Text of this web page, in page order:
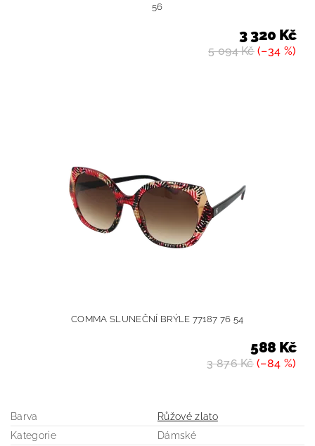
56
5 094 Kč(–34 %)
3 320 Kč
COMMA SLUNEČNÍ BRÝLE 77187 76 54
3 876 Kč(–84 %)
588 Kč
Barva
Růžové zlato
Kategorie
Dámské